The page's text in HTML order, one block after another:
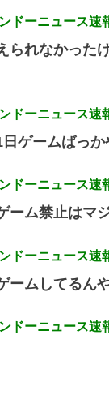
ドーニュース速
られなかった
ドーニュース速
ゲームばっ
ドーニュース速
ーム禁止はマ
ドーニュース速
ームしてるん
ドーニュース速